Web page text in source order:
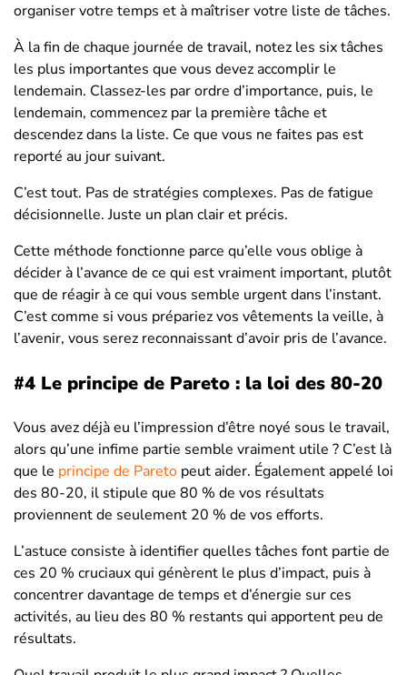
organiser votre temps et à maîtriser votre liste de tâches.
À la fin de chaque journée de travail, notez les six tâches
les plus importantes que vous devez accomplir le
lendemain. Classez-les par ordre d’importance, puis, le
lendemain, commencez par la première tâche et
descendez dans la liste. Ce que vous ne faites pas est
reporté au jour suivant.
C’est tout. Pas de stratégies complexes. Pas de fatigue
décisionnelle. Juste un plan clair et précis.
Cette méthode fonctionne parce qu’elle vous oblige à
décider à l’avance de ce qui est vraiment important, plutôt
que de réagir à ce qui vous semble urgent dans l’instant.
C’est comme si vous prépariez vos vêtements la veille, à
l’avenir, vous serez reconnaissant d’avoir pris de l’avance.
#4 Le principe de Pareto : la loi des 80-20
Vous avez déjà eu l’impression d’être noyé sous le travail,
alors qu’une infime partie semble vraiment utile ? C’est là
que le principe de Pareto peut aider. Également appelé loi
des 80-20, il stipule que 80 % de vos résultats
proviennent de seulement 20 % de vos efforts.
L’astuce consiste à identifier quelles tâches font partie de
ces 20 % cruciaux qui génèrent le plus d’impact, puis à
concentrer davantage de temps et d’énergie sur ces
activités, au lieu des 80 % restants qui apportent peu de
résultats.